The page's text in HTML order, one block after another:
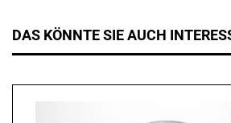
DAS KÖNNTE SIE AUCH